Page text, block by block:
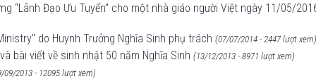
“Lãnh Đạo Ưu Tuyển” cho một nhà giáo người Việt ngày 11/05/
do Huynh Trưởng Nghĩa Sinh phụ trách (07/07/2014 - 2447 lượt xem)
bài viết về sinh nhật 50 năm Nghĩa Sinh (13/12/2013 - 8971 lượt xem)
09/2013 - 12095 lượt xem)